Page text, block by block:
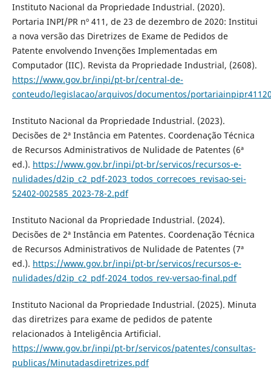
Instituto Nacional da Propriedade Industrial. (2020).
Portaria INPI/PR nº 411, de 23 de dezembro de 2020: Institui
a nova versão das Diretrizes de Exame de Pedidos de
Patente envolvendo Invenções Implementadas em
Computador (IIC). Revista da Propriedade Industrial, (2608).
https://www.gov.br/inpi/pt-br/central-de-
conteudo/legislacao/arquivos/documentos/
Instituto Nacional da Propriedade Industrial. (2023).
Decisões de 2ª Instância em Patentes. Coordenação Técnica
de Recursos Administrativos de Nulidade de Patentes (6ª
ed.). https://www.gov.br/inpi/pt-br/servicos/recursos-e-
nulidades/d2ip_c2_pdf-2023_todos_correcoes_revisao-sei-
52402-002585_2023-78-2.pdf
Instituto Nacional da Propriedade Industrial. (2024).
Decisões de 2ª Instância em Patentes. Coordenação Técnica
de Recursos Administrativos de Nulidade de Patentes (7ª
ed.). https://www.gov.br/inpi/pt-br/servicos/recursos-e-
nulidades/d2ip_c2_pdf-2024_todos_rev-versao-final.pdf
Instituto Nacional da Propriedade Industrial. (2025). Minuta
das diretrizes para exame de pedidos de patente
relacionados à Inteligência Artificial.
https://www.gov.br/inpi/pt-br/servicos/patentes/consultas-
publicas/Minutadasdiretrizes.pdf